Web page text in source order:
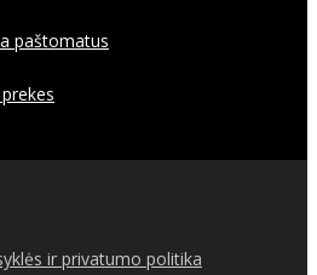
paštomatus
ir privatumo politika